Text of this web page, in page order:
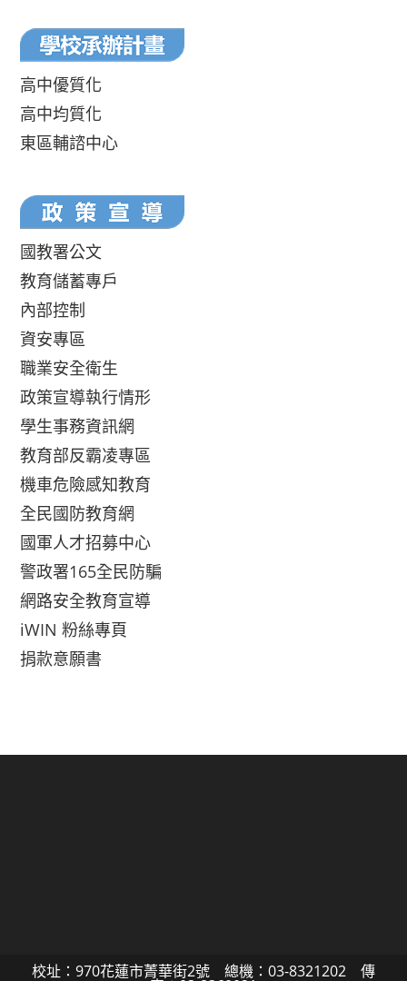
高中優質化
高中均質化
東區輔諮中心
國教署公文
教育儲蓄專戶
內部控制
資安專區
職業安全衛生
政策宣導執行情形
學生事務資訊網
教育部反霸凌專區
機車危險感知教育
全民國防教育網
國軍人才招募中心
警政署165全民防騙
網路安全教育宣導
iWIN 粉絲專頁
捐款意願書
校址：970花蓮市菁華街2號 總機：03-8321202 傳